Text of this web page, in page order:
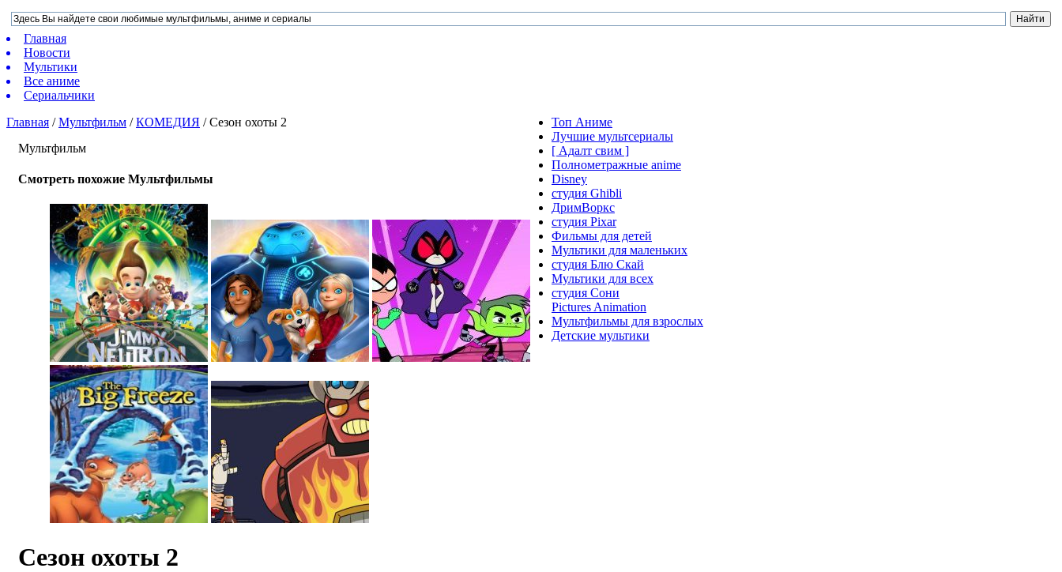
Главная
Новости
Мультики
Все аниме
Сериальчики
Главная /Мультфильм /КОМЕДИЯ /Сезон охоты 2
Мультфильм
Смотреть похожие Мультфильмы
Сезон охоты 2
Топ Аниме
Лучшие мультсериалы
[ Адалт свим ]
Полнометражные anime
Disney
студия Ghibli
ДримВоркс
студия Pixar
Фильмы для детей
Мультики для маленьких
студия Блю Скай
Мультики для всех
студия Сони
Pictures Animation
Мультфильмы для взрослых
Детские мультики